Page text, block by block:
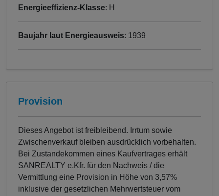
Energieeffizienz-Klasse: H
Baujahr laut Energieausweis: 1939
Provision
Dieses Angebot ist freibleibend. Irrtum sowie
Zwischenverkauf bleiben ausdrücklich vorbehalten.
Bei Zustandekommen eines Kaufvertrages erhält
SANREALTY e.Kfr. für den Nachweis / die
Vermittlung eine Provision in Höhe von 3,57%
inklusive der gesetzlichen Mehrwertsteuer vom